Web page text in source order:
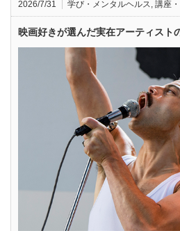
2026/7/31 学び・メンタルヘルス 講座
映画好きが選んだ実在アーティスト